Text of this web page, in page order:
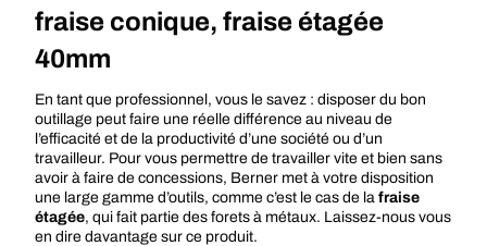
fraise conique, fraise étagée
40mm
En tant que professionnel, vous le savez : disposer du bon
outillage peut faire une réelle différence au niveau de
l’efficacité et de la productivité d’une société ou d’un
travailleur. Pour vous permettre de travailler vite et bien sans
avoir à faire de concessions, Berner met à votre disposition
une large gamme d’outils, comme c’est le cas de la fraise
étagée, qui fait partie des forets à métaux. Laissez-nous vous
en dire davantage sur ce produit.